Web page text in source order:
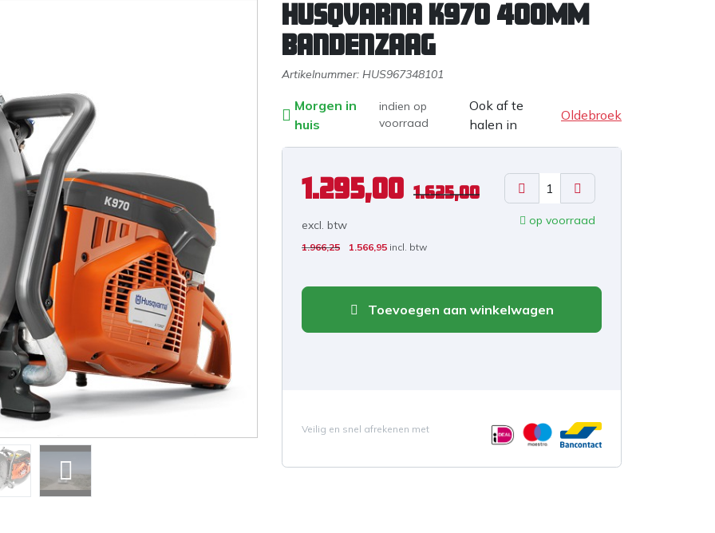
Husqvarna K970 400MM
bandenzaag
Artikelnummer: HUS967348101
Morgen in
huis
indien op
voorraad
Ook af te
halen in
Oldebroek
1.295,00 1.625,00
excl. btw
1.966,25 1.566,95 incl. btw
op voorraad
Toevoegen aan winkelwagen
Veilig en snel afrekenen met